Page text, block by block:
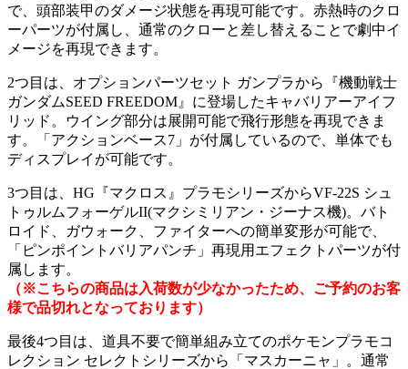
で、頭部装甲のダメージ状態を再現可能です。赤熱時のクロ
ーパーツが付属し、通常のクローと差し替えることで劇中イ
メージを再現できます。
2つ目は、オプションパーツセット ガンプラから『機動戦士
ガンダムSEED FREEDOM』に登場したキャバリアーアイフ
リッド。ウイング部分は展開可能で飛行形態を再現できま
す。「アクションベース7」が付属しているので、単体でも
ディスプレイが可能です。
3つ目は、HG『マクロス』プラモシリーズからVF-22S シュ
トゥルムフォーゲルII(マクシミリアン・ジーナス機)。バト
ロイド、ガウォーク、ファイターへの簡単変形が可能で、
「ピンポイントバリアパンチ」再現用エフェクトパーツが付
属します。
（※こちらの商品は入荷数が少なかったため、ご予約のお客
様で品切れとなっております）
最後4つ目は、道具不要で簡単組み立てのポケモンプラモコ
レクション セレクトシリーズから「マスカーニャ」。通常